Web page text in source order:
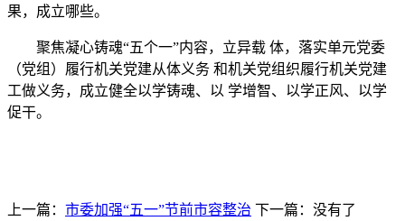
果，成立哪些。
聚焦凝心铸魂“五个一”内容，立异载 体，落实单元党委
（党组）履行机关党建从体义务 和机关党组织履行机关党建
工做义务，成立健全以学铸魂、以 学增智、以学正风、以学
促干。
上一篇： 市委加强“五一”节前市容整治 下一篇：没有了